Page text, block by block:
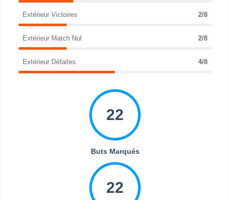
Extérieur Victoires 2/8
Extérieur Match Nul 2/8
Extérieur Défaites 4/8
22
Buts Marqués
22